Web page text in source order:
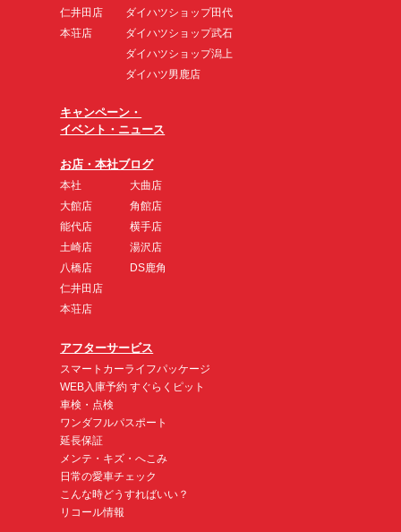
仁井田店
本荘店
ダイハツショップ田代
ダイハツショップ武石
ダイハツショップ潟上
ダイハツ男鹿店
キャンペーン・
イベント・ニュース
お店・本社ブログ
本社
大館店
能代店
土崎店
八橋店
仁井田店
本荘店
大曲店
角館店
横手店
湯沢店
DS鹿角
アフターサービス
スマートカーライフパッケージ
WEB入庫予約 すぐらくピット
車検・点検
ワンダフルパスポート
延長保証
メンテ・キズ・へこみ
日常の愛車チェック
こんな時どうすればいい？
リコール情報